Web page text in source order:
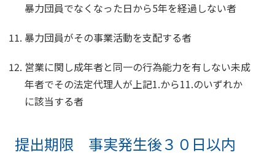
暴力団員でなくなった日から5年を経過しない者
暴力団員がその事業活動を支配する者
営業に関し成年者と同一の行為能力を有しない未成
年者でその法定代理人が上記1.から11.のいずれか
に該当する者
提出期限 事実発生後３０日以内